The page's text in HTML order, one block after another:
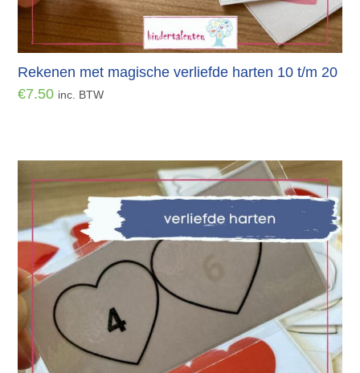
Rekenen met magische verliefde harten 10 t/m 20
€7.50 inc. BTW